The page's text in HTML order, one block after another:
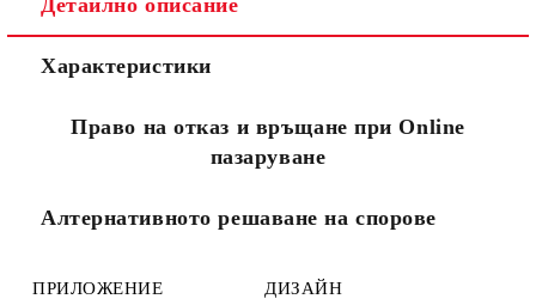
Съгласен съм сПолитиката за лични данни
Ние ще се свържем с вас в рамките на работния ден.
Детайлно описание
Характеристики
Право на отказ и връщане при Online
пазаруване
Алтернативното решаване на спорове
ПРИЛОЖЕНИЕ
ДИЗАЙН